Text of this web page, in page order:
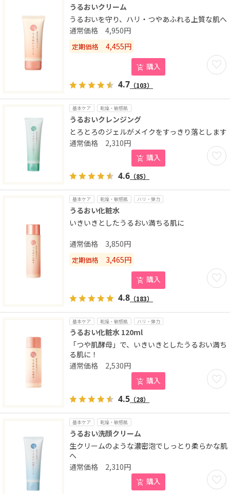
うるおいクリーム
うるおいを守り、ハリ・つやあふれる上質な肌へ
お気
4,950円
定期価格 4,455円
購入
4.7 （103）
基本ケア 乾燥・敏感肌
うるおいクレンジング
とろとろのジェルがメイクをすっきり落とします
お気
2,310円
購入
4.6 （85）
基本ケア 乾燥・敏感肌 ハリ・弾力
うるおい化粧水
いきいきとしたうるおい満ちる肌に
お気
3,850円
定期価格 3,465円
購入
4.8 （183）
基本ケア 乾燥・敏感肌 ハリ・弾力
うるおい化粧水 120ml
「つや肌酵母」で、いきいきとしたうるおい満ち
る肌に！
お気
2,530円
購入
4.5 （28）
基本ケア 乾燥・敏感肌
うるおい洗顔クリーム
生クリームのような濃密泡でしっとり柔らかな肌
へ
お気
2,310円
購入